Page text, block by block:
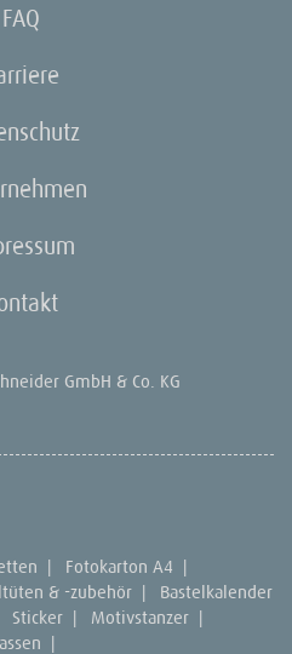
FAQ
GmbH & Co. KG
| Fotokarton A4 |
& -zubehör |
Bastelkalender
Sticker | Motivstanzer |
|